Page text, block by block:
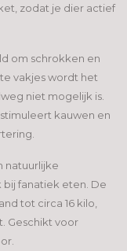
zodat je dier actief
om schrokken en
vakjes wordt het
niet mogelijk is.
kauwen en
natuurlijke
fanatiek eten. De
tot circa 16 kilo,
Geschikt voor